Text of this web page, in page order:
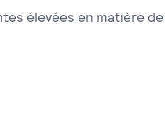
élevées en matière